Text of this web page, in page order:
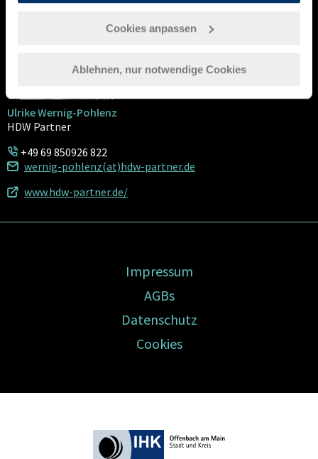
Cookies anpassen
Ablehnen, nur notwendige Cookies
Ulrike Wernig-Pohlenz
HDW Partner
+49 69 850926 822
wernig-pohlenz(at)hdw-partner.de
www.hdw-partner.de/
Impressum
AGBs
Datenschutz
Cookies